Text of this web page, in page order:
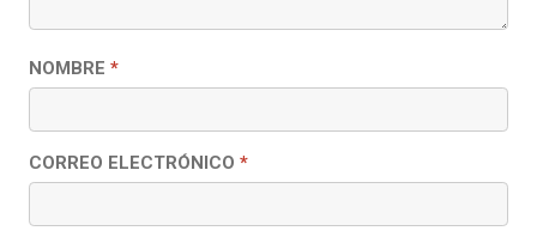
NOMBRE *
CORREO ELECTRÓNICO *